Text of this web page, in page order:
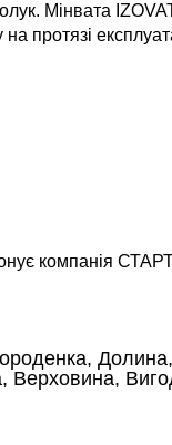
Мінвата
протязі
компанія